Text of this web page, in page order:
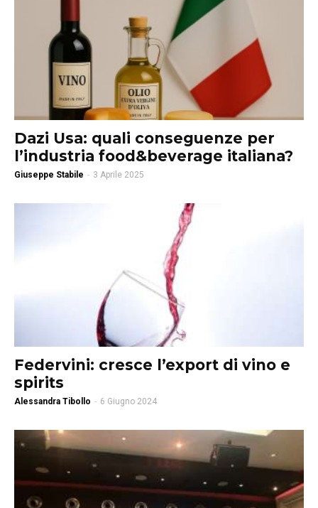
Dazi Usa: quali conseguenze per
l’industria food&beverage italiana?
Giuseppe Stabile - 3 Aprile 2025
Federvini: cresce l’export di vino e
spirits
Alessandra Tibollo - 6 Giugno 2024